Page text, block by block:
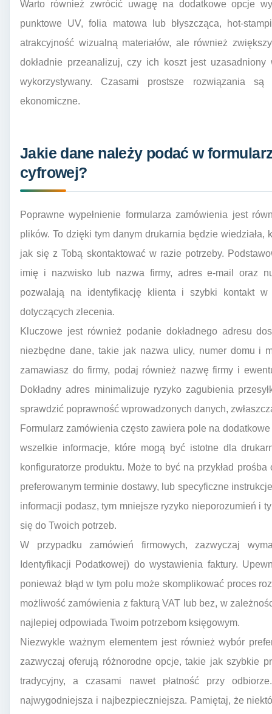
Warto również zwrócić uwagę na dodatkowe opcje
punktowe UV, folia matowa lub błyszcząca, hot-
atrakcyjność wizualną materiałów, ale również
dokładnie przeanalizuj, czy ich koszt jest
wykorzystywany. Czasami prostsze rozwiązania
ekonomiczne.
Jakie dane należy podać w
cyfrowej?
Poprawne wypełnienie formularza zamówienia jest
plików. To dzięki tym danym drukarnia będzie
jak się z Tobą skontaktować w razie potrzeby.
imię i nazwisko lub nazwa firmy, adres e-mail oraz
pozwalają na identyfikację klienta i szybki kontakt
dotyczących zlecenia.
Kluczowe jest również podanie dokładnego adresu
niezbędne dane, takie jak nazwa ulicy, numer domu i
zamawiasz do firmy, podaj również nazwę firmy i
Dokładny adres minimalizuje ryzyko zagubienia
sprawdzić poprawność wprowadzonych danych,
Formularz zamówienia często zawiera pole na
wszelkie informacje, które mogą być istotne dla
konfiguratorze produktu. Może to być na przykład
preferowanym terminie dostawy, lub specyficzne
informacji podasz, tym mniejsze ryzyko nieporozumień i
się do Twoich potrzeb.
W przypadku zamówień firmowych, zazwyczaj
Identyfikacji Podatkowej) do wystawienia faktury.
ponieważ błąd w tym polu może skomplikować proces
możliwość zamówienia z fakturą VAT lub bez, w
najlepiej odpowiada Twoim potrzebom księgowym.
Niezwykle ważnym elementem jest również wybór
zazwyczaj oferują różnorodne opcje, takie jak szybkie
tradycyjny, a czasami nawet płatność przy
najwygodniejsza i najbezpieczniejsza. Pamiętaj, że